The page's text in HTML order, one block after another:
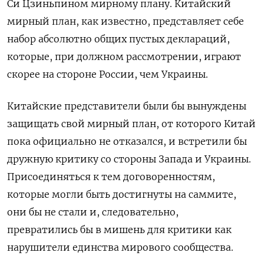
Си Цзиньпином мирному плану. Китайский
мирный план, как известно, представляет себе
набор абсолютно общих пустых деклараций,
которые, при должном рассмотрении, играют
скорее на стороне России, чем Украины.
Китайские представители были бы вынуждены
защищать свой мирный план, от которого Китай
пока официально не отказался, и встретили бы
дружную критику со стороны Запада и Украины.
Присоединяться к тем договоренностям,
которые могли быть достигнуты на саммите,
они бы не стали и, следовательно,
превратились бы в мишень для критики как
нарушители единства мирового сообщества.